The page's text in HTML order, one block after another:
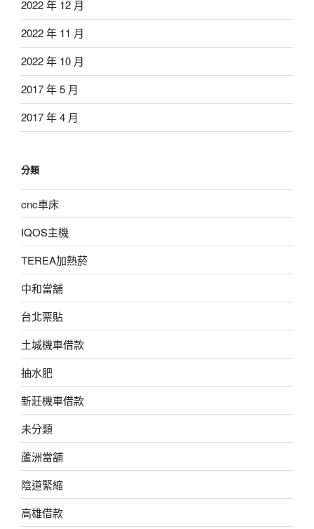
2022 年 12 月
2022 年 11 月
2022 年 10 月
2017 年 5 月
2017 年 4 月
分類
cnc車床
IQOS主機
TEREA加熱菸
中和當舖
台北票貼
土城機車借款
抽水肥
新莊機車借款
未分類
蘆洲當舖
陰道緊縮
高雄借款